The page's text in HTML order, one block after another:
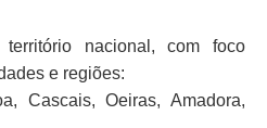
nacional, com foco
e regiões:
Cascais, Oeiras, Amadora,